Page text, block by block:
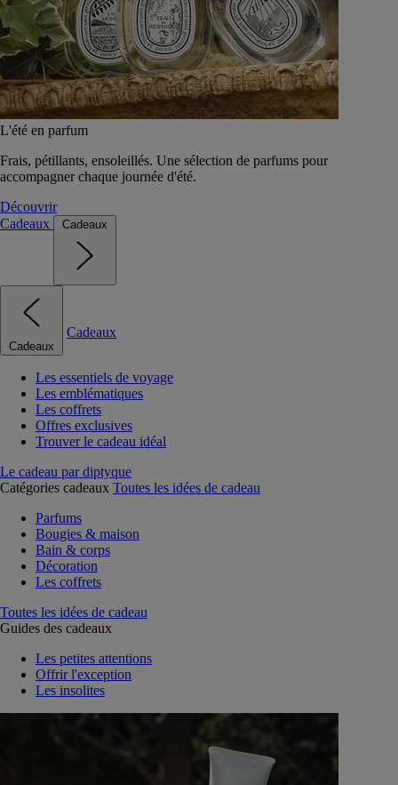
L'été en parfum
Frais, pétillants, ensoleillés. Une sélection de parfums pour
accompagner chaque journée d'été.
Découvrir
Cadeaux
Cadeaux
Cadeaux
Cadeaux
Les essentiels de voyage
Les emblématiques
Les coffrets
Offres exclusives
Trouver le cadeau idéal
Le cadeau par diptyque
Catégories cadeaux Toutes les idées de cadeau
Parfums
Bougies & maison
Bain & corps
Décoration
Les coffrets
Toutes les idées de cadeau
Guides des cadeaux
Les petites attentions
Offrir l'exception
Les insolites